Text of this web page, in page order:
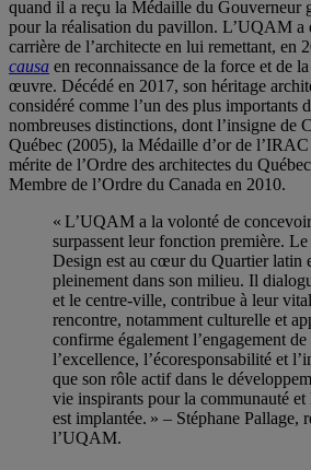
quand il a reçu la Médaille du Gouverneur
pour la réalisation du pavillon. L’UQAM a
carrière de l’architecte en lui remettant, en
causa en reconnaissance de la force et de
œuvre. Décédé en 2017, son héritage
considéré comme l’un des plus importants
nombreuses distinctions, dont l’insigne de
Québec (2005), la Médaille d’or de
mérite de l’Ordre des architectes du
Membre de l’Ordre du Canada en 2010.
« L’UQAM a la volonté de
surpassent leur fonction première.
Design est au cœur du Quartier latin
pleinement dans son milieu. Il
et le centre-ville, contribue à leur
rencontre, notamment culturelle et
confirme également l’engagement
l’excellence, l’écoresponsabilité et
que son rôle actif dans le
vie inspirants pour la communauté
est implantée. » – Stéphane Pallage,
l’UQAM.